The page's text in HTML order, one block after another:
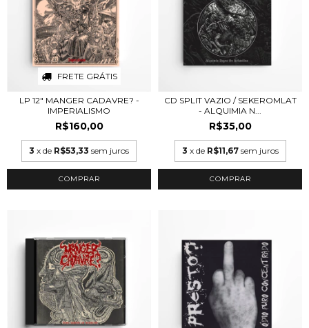
FRETE GRÁTIS
LP 12" MANGER CADAVRE? -
IMPERIALISMO
R$160,00
3 x de R$53,33 sem juros
CD SPLIT VAZIO / SEKEROMLAT
- ALQUIMIA N...
R$35,00
3 x de R$11,67 sem juros